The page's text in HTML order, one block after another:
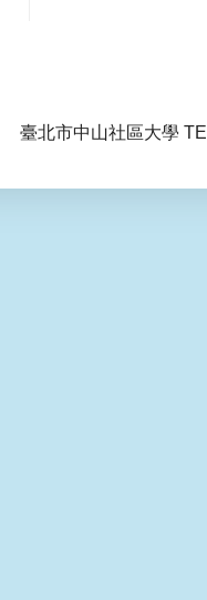
臺北市中山社區大學